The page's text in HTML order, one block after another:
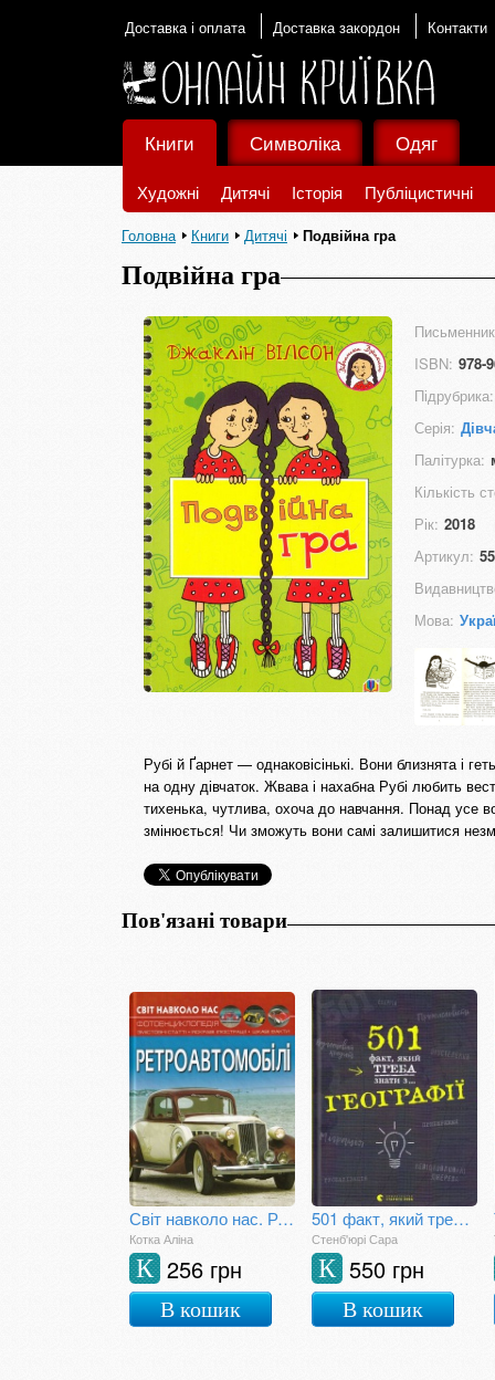
Доставка і оплата Доставка закордон Контакти
Книги
Художні Дитячі Історія Публіцистичні
Символіка Одяг
Головна Книги Дитячі Подвійна гра
Подвійна гра
ISBN: 978-
Підрубрика:
Серія:
Палітурка:
Кількість
Рік: 2018
Артикул:
Мова:
Рубі й Ґарнет — однаковісінькі. Вони близнята і
на одну дівчаток. Жвава і нахабна Рубі любить
тихенька, чутлива, охоча до навчання. Понад усе
змінюється! Чи зможуть вони самі залишитися
Пов'язані товари
Світ навколо нас. Ретроавтомобілі
Котка Аліна
256 грн
К
В кошик
501 факт, який треба знати з... географії
Стенб'юрі Сара
550 грн
К
В кошик